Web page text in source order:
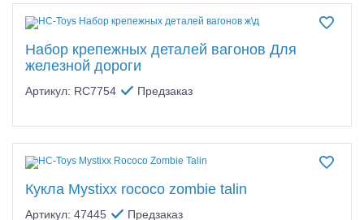
Набор крепежных деталей вагонов Для
железной дороги
Артикул: RC7754 Предзаказ
Кукла Mystixx rococo zombie talin
Артикул: 47445 Предзаказ